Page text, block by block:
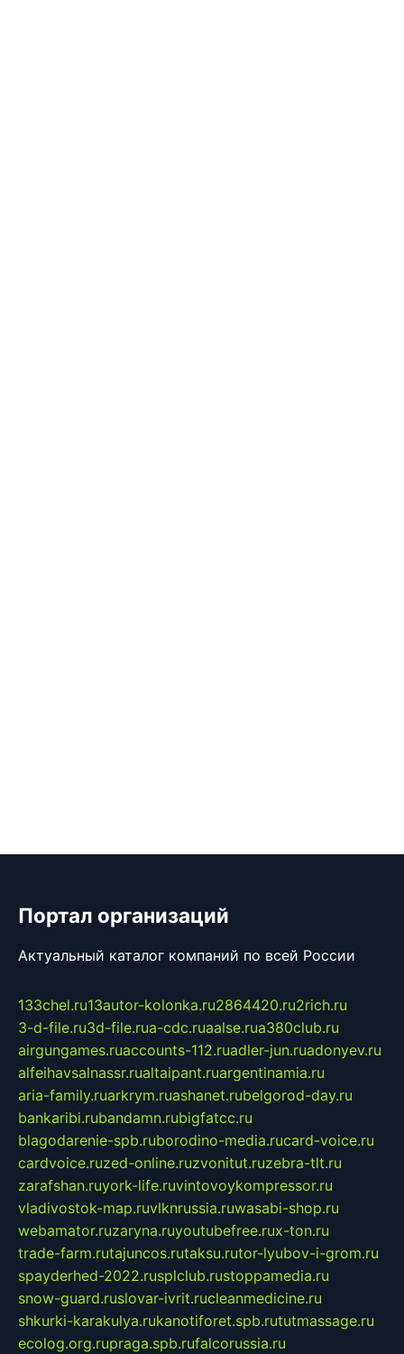
Портал организаций
Актуальный каталог компаний по всей России
133chel.ru13autor-kolonka.ru2864420.ru2rich.ru
3-d-file.ru3d-file.rua-cdc.ruaalse.rua380club.ru
airgungames.ruaccounts-112.ruadler-jun.ruadonyev.ru
alfeihavsalnassr.rualtaipant.ruargentinamia.ru
aria-family.ruarkrym.ruashanet.rubelgorod-day.ru
bankaribi.rubandamn.rubigfatcc.ru
blagodarenie-spb.ruborodino-media.rucard-voice.ru
cardvoice.ruzed-online.ruzvonitut.ruzebra-tlt.ru
zarafshan.ruyork-life.ruvintovoykompressor.ru
vladivostok-map.ruvlknrussia.ruwasabi-shop.ru
webamator.ruzaryna.ruyoutubefree.rux-ton.ru
trade-farm.rutajuncos.rutaksu.rutor-lyubov-i-grom.ru
spayderhed-2022.rusplclub.rustoppamedia.ru
snow-guard.ruslovar-ivrit.rucleanmedicine.ru
shkurki-karakulya.rukanotiforet.spb.rututmassage.ru
ecolog.org.rupraga.spb.rufalcorussia.ru